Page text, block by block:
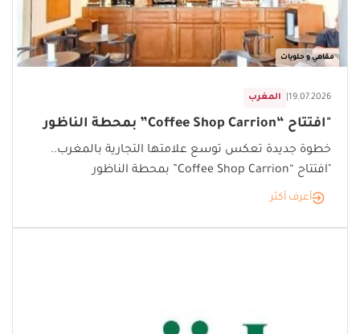
مقاهي و حلويات
المغرب 19.07.2026
"افتتاح “Coffee Shop Carrion” بمحطة الناظور
خطوة جديدة تعكس توسع علامتها التجارية بالمغرب..
"افتتاح “Coffee Shop Carrion” بمحطة الناظور
أعرف أكثر